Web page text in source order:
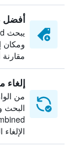
أفضل
ومكان
مقارنة
إلغاء
من
البحث